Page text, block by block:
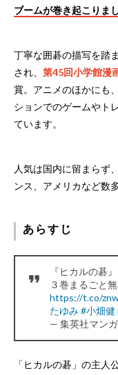
ブームが巻き起こりまし
丁寧な囲碁の描写を踏
され、 第45回小学館漫
賞。アニメのほかにも
ションでのゲームやト
ています。
人気は国内に留まらず
ンス、アメリカなど数
あらすじ
『ヒカルの碁
３巻まるごと
https://t.co/
たゆみ#小畑健
— 集英社マン
「ヒカルの碁」の主